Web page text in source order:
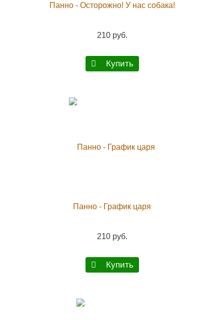
Панно - Осторожно! У нас собака!
210 руб.
Купить
Панно - График царя
210 руб.
Купить